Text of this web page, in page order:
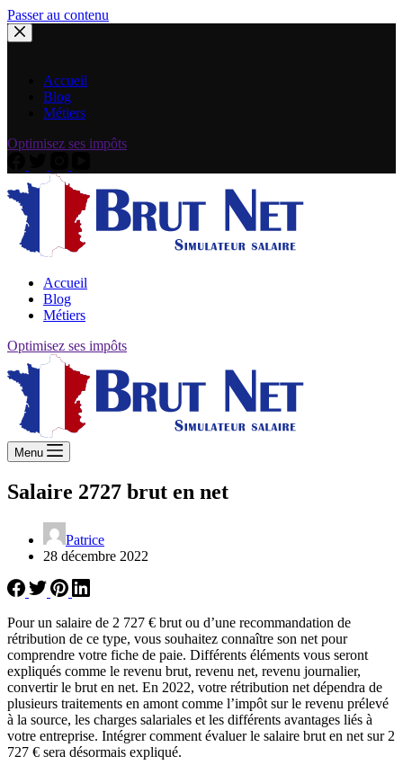
Passer au contenu
Accueil
Blog
Métiers
Optimisez ses impôts
Accueil
Blog
Métiers
Optimisez ses impôts
Menu
Salaire 2727 brut en net
Patrice
28 décembre 2022
Pour un salaire de 2 727 € brut ou d’une recommandation de
rétribution de ce type, vous souhaitez connaître son net pour
comprendre votre fiche de paie. Différents éléments vous seront
expliqués comme le revenu brut, revenu net, revenu journalier,
convertir le brut en net. En 2022, votre rétribution net dépendra de
plusieurs traitements en amont comme l’impôt sur le revenu prélevé
à la source, les charges salariales et les différents avantages liés à
votre entreprise. Intégrer comment évaluer le salaire brut en net sur 2
727 € sera désormais expliqué.